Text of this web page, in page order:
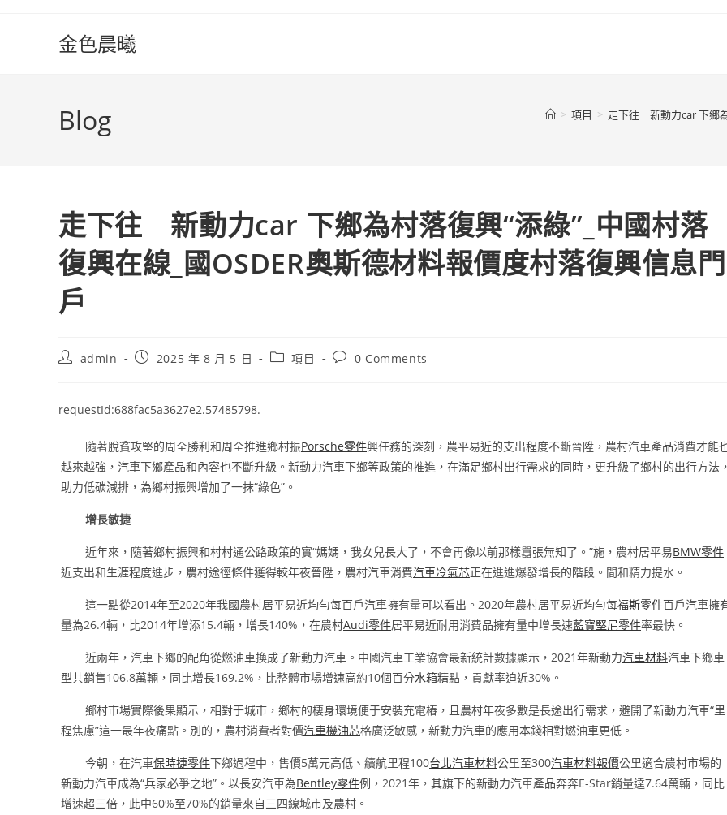
金色晨曦
Blog > 項目 > 走下往 新動力car 下鄉
走下往 新動力car 下鄉為村落復興“添綠”_中國村落
復興在線_國OSDER奧斯德材料報價度村落復興信息門
戶
Postadmin
Post2025 年 8 月 5 日
Post項目
Post0 Comments
requestId:688fac5a3627e2.57485798.
隨著脫貧攻堅的周全勝利和周全推進鄉村振Porsche零件興任務的深刻，農平易近的支出程度不斷晉陞，農村汽車產品消費才能
越來越強，汽車下鄉產品和內容也不斷升級。新動力汽車下鄉等政策的推進，在滿足鄉村出行需求的同時，更升級了鄉村的出行方法
助力低碳減排，為鄉村振興增加了一抹“綠色”。
增長敏捷
近年來，隨著鄉村振興和村村通公路政策的實“媽媽，我女兒長大了，不會再像以前那樣囂張無知了。”施，農村居平易BMW零件
近支出和生涯程度進步，農村途徑條件獲得較年夜晉陞，農村汽車消費汽車冷氣芯正在進進爆發增長的階段。間和精力提水。
這一點從2014年至2020年我國農村居平易近均勻每百戶汽車擁有量可以看出。2020年農村居平易近均勻每福斯零件百戶汽車擁
量為26.4輛，比2014年增添15.4輛，增長140%，在農村Audi零件居平易近耐用消費品擁有量中增長速藍寶堅尼零件率最快。
近兩年，汽車下鄉的配角從燃油車換成了新動力汽車。中國汽車工業協會最新統計數據顯示，2021年新動力汽車材料汽車下鄉車
型共銷售106.8萬輛，同比增長169.2%，比整體市場增速高約10個百分水箱精點，貢獻率迫近30%。
鄉村市場實際後果顯示，相對于城市，鄉村的棲身環境便于安裝充電樁，且農村年夜多數是長途出行需求，避開了新動力汽車“里
程焦慮”這一最年夜痛點。別的，農村消費者對價汽車機油芯格廣泛敏感，新動力汽車的應用本錢相對燃油車更低。
今朝，在汽車保時捷零件下鄉過程中，售價5萬元高低、續航里程100台北汽車材料公里至300汽車材料報價公里適合農村市場的
新動力汽車成為“兵家必爭之地”。以長安汽車為Bentley零件例，2021年，其旗下的新動力汽車產品奔奔E-Star銷量達7.64萬輛，同比
增速超三倍，此中60%至70%的銷量來自三四線城市及農村。